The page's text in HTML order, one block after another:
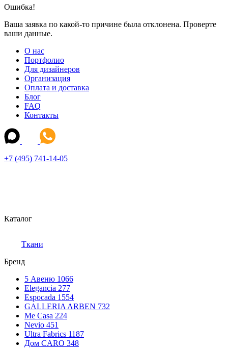
Ошибка!
Ваша заявка по какой-то причине была отклонена. Проверте
ваши данные.
О нас
Портфолио
Для дизайнеров
Организация
Оплата и доставка
Блог
FAQ
Контакты
+7 (495) 741-14-05
Каталог
Ткани
Бренд
5 Авеню 1066
Elegancia 277
Espocada 1554
GALLERIA ARBEN 732
Me Casa 224
Nevio 451
Ultra Fabrics 1187
Дом CARO 348